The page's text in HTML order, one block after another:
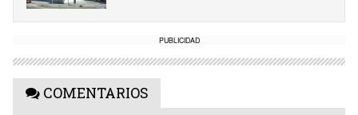
PUBLICIDAD
COMENTARIOS